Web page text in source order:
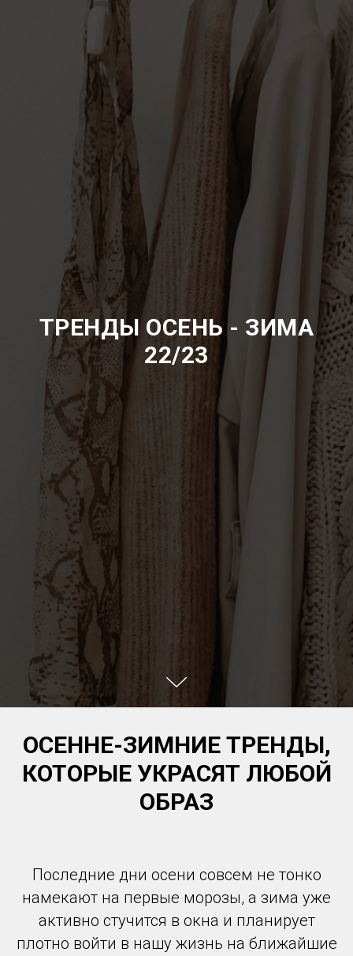
ТРЕНДЫ ОСЕНЬ - ЗИМА
22/23
ОСЕННЕ-ЗИМНИЕ ТРЕНДЫ,
КОТОРЫЕ УКРАСЯТ ЛЮБОЙ
ОБРАЗ
Последние дни осени совсем не тонко
намекают на первые морозы, а зима уже
активно стучится в окна и планирует
плотно войти в нашу жизнь на ближайшие